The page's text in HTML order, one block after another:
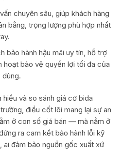
chuyên sâu, giúp khách hàng
bằng, trọng lượng phù hợp nhất
bảo hành hậu mãi uy tín, hỗ trợ
hoạt bảo vệ quyền lợi tối đa của
dùng.
hiểu và so sánh giá cơ bida
điều cốt lõi mang lại sự an
ở con số giá bán — mà nằm ở
ra cam kết bảo hành lỗi kỹ
ai đảm bảo nguồn gốc xuất xứ